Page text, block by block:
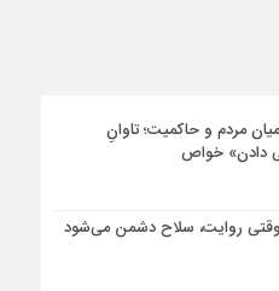
مردم و حاکمیت؛ تاوانِ
دادن» خواص
روایت، سلاح دشمن می‌شود